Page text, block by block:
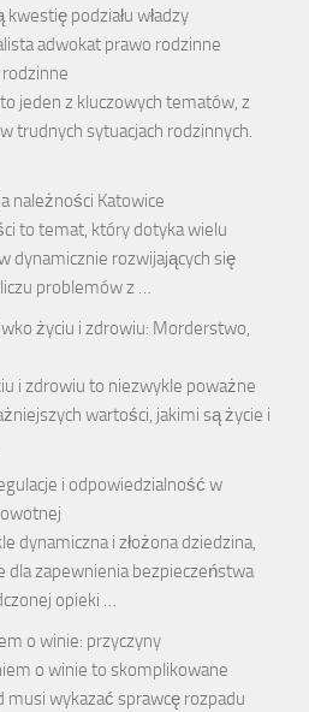
podziału władzy
adwokat prawo rodzinne
to jeden z kluczowych tematów, z
trudnych sytuacjach rodzinnych.
należności Katowice
to temat, który dotyka wielu
dynamicznie rozwijających się
problemów z …
życiu i zdrowiu: Morderstwo,
i zdrowiu to niezwykle poważne
wartości, jakimi są życie i
i odpowiedzialność w
dynamiczna i złożona dziedzina,
dla zapewnienia bezpieczeństwa
opieki …
o winie: przyczyny
o winie to skomplikowane
wykazać sprawcę rozpadu